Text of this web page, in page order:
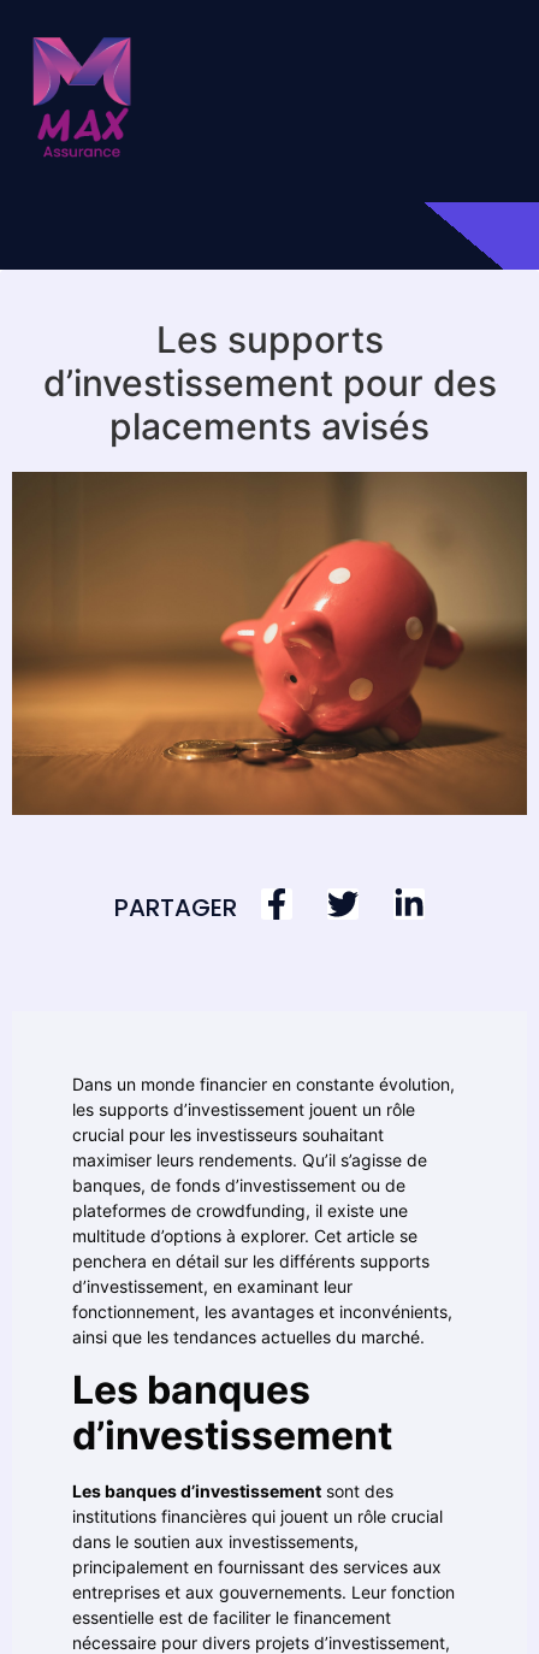
Les supports
d’investissement pour des
placements avisés
PARTAGER
Dans un monde financier en constante évolution,
les supports d’investissement jouent un rôle
crucial pour les investisseurs souhaitant
maximiser leurs rendements. Qu’il s’agisse de
banques, de fonds d’investissement ou de
plateformes de crowdfunding, il existe une
multitude d’options à explorer. Cet article se
penchera en détail sur les différents supports
d’investissement, en examinant leur
fonctionnement, les avantages et inconvénients,
ainsi que les tendances actuelles du marché.
Les banques
d’investissement
Les banques d’investissement sont des
institutions financières qui jouent un rôle crucial
dans le soutien aux investissements,
principalement en fournissant des services aux
entreprises et aux gouvernements. Leur fonction
essentielle est de faciliter le financement
nécessaire pour divers projets d’investissement,